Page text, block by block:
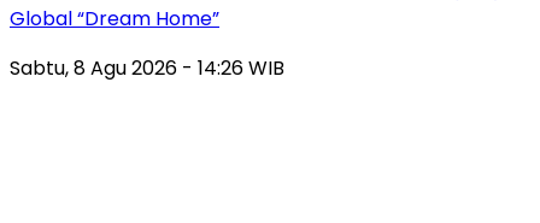
Global “Dream Home”
Sabtu, 8 Agu 2026 - 14:26 WIB